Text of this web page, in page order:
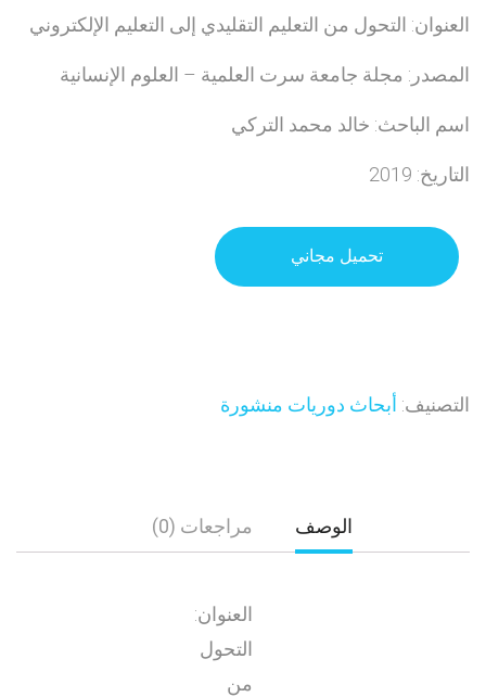
العنوان: التحول من التعليم التقليدي إلى التعليم الإلكتروني
المصدر: مجلة جامعة سرت العلمية – العلوم الإنسانية
اسم الباحث: خالد محمد التركي
التاريخ: 2019
تحميل مجاني
التصنيف: أبحاث دوريات منشورة
الوصف مراجعات (0)
العنوان:
التحول
من